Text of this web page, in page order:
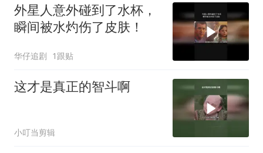
外星人意外碰到了水杯，
瞬间被水灼伤了皮肤！
华仔追剧 1跟贴
这才是真正的智斗啊
小叮当剪辑